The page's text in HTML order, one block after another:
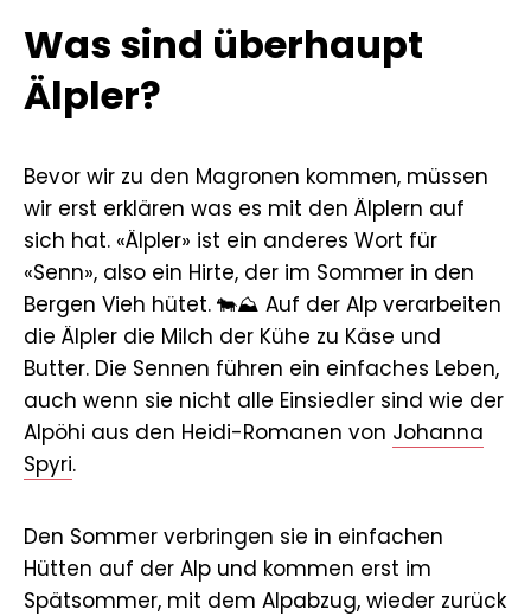
Was sind überhaupt
Älpler?
Bevor wir zu den Magronen kommen, müssen
wir erst erklären was es mit den Älplern auf
sich hat. «Älpler» ist ein anderes Wort für
«Senn», also ein Hirte, der im Sommer in den
Bergen Vieh hütet. 🐄⛰️ Auf der Alp verarbeiten
die Älpler die Milch der Kühe zu Käse und
Butter. Die Sennen führen ein einfaches Leben,
auch wenn sie nicht alle Einsiedler sind wie der
Alpöhi aus den Heidi-Romanen von Johanna
Spyri.
Den Sommer verbringen sie in einfachen
Hütten auf der Alp und kommen erst im
Spätsommer, mit dem Alpabzug, wieder zurück